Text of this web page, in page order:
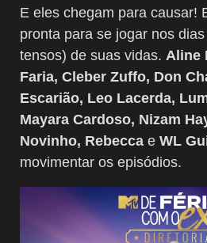
E eles chegam para causar!
pronta para se jogar nos
tensos) de suas vidas. Aline
Faria, Cleber Zuffo, Don
Escarião, Leo Lacerda,
Mayara Cardoso, Nizam
Novinho, Rebecca e WL
movimentar os episódios.